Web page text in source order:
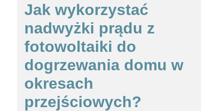
Jak wykorzystać
nadwyżki prądu z
fotowoltaiki do
dogrzewania domu w
okresach
przejściowych?